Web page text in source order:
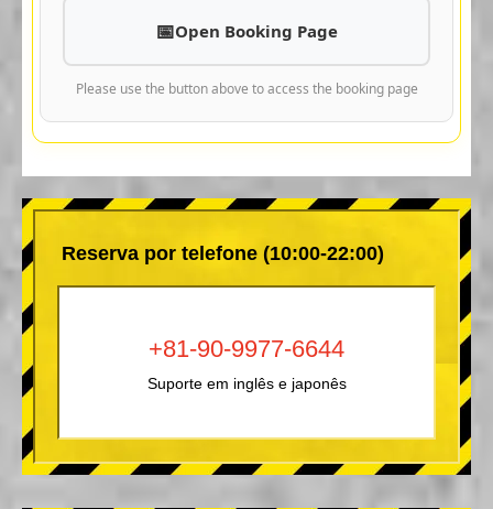
Open Booking Page
Please use the button above to access the booking page
Reserva por telefone (10:00-22:00)
+81-90-9977-6644
Suporte em inglês e japonês